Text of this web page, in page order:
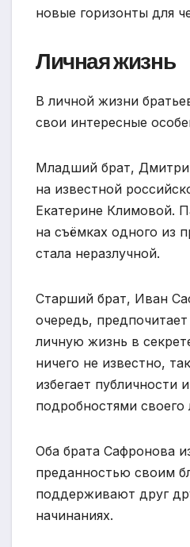
новые горизонты для
Личная жизнь
В личной жизни
свои интересные
Младший брат,
на известной
Екатерине Климовой.
на съёмках одного из
стала неразлучной.
Старший брат, Иван
очередь,
личную жизнь в
ничего не известно,
избегает публичности
подробностями своего
Оба брата Сафронова
преданностью своим
поддерживают друг
начинаниях.